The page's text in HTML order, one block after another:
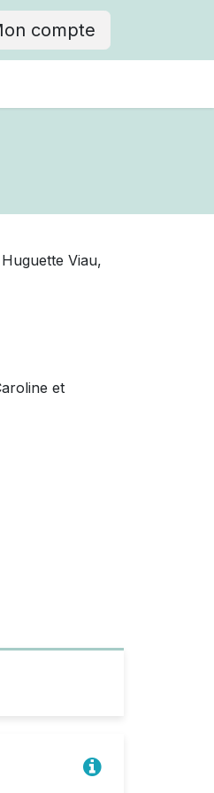
compte
Viau,
et